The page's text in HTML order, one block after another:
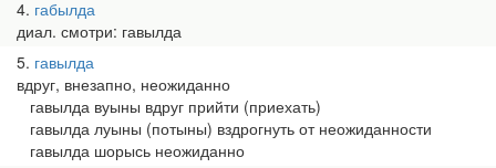
4 габылда
диал. смотри: гавылда
5 гавылда
вдруг, внезапно, неожиданно
гавылда вуыны вдруг прийти (приехать)
гавылда луыны (потыны) вздрогнуть от неожиданности
гавылда шорысь неожиданно